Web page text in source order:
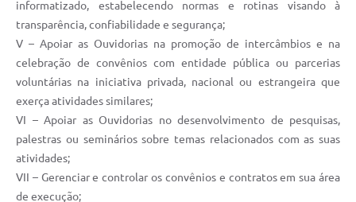
informatizado, estabelecendo normas e rotinas visando à
transparência, confiabilidade e segurança;
V – Apoiar as Ouvidorias na promoção de intercâmbios e na
celebração de convênios com entidade pública ou parcerias
voluntárias na iniciativa privada, nacional ou estrangeira que
exerça atividades similares;
VI – Apoiar as Ouvidorias no desenvolvimento de pesquisas,
palestras ou seminários sobre temas relacionados com as suas
atividades;
VII – Gerenciar e controlar os convênios e contratos em sua área
de execução;